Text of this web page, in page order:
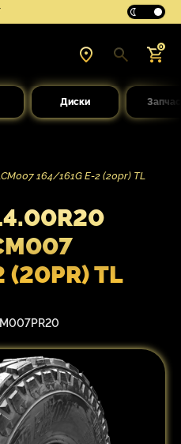
0
Диски
164/161G E-2 (20pr) TL
TL